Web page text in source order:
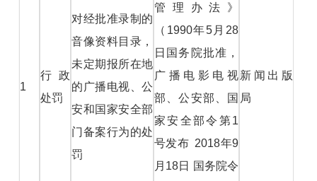
1
行政
处罚
对经批准录制的
音像资料目录，
未定期报所在地
的广播电视、公
安和国家安全部
门备案行为的处
罚
管理办法》
（1990年5月28
日国务院批准，
广播电影电视
部、公安部、国
家安全部令第1
号发布 2018年9
月18日 国务院令
新闻出版
局